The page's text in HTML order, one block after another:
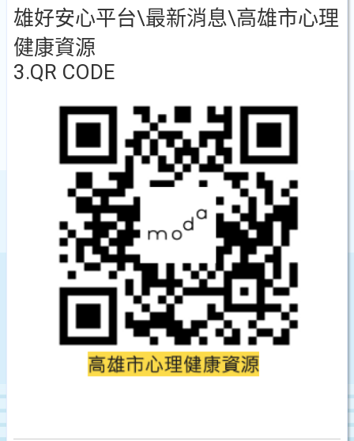
雄好安心平台\最新消息\高雄市心理
健康資源
3.QR CODE